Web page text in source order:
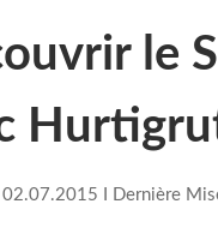
le
02.07.2015 I Dernière